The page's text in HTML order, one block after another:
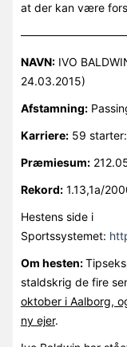
at der kan være
NAVN:IVO
24.03.2015)
Afstamning:
Karriere:59
Præmiesum:
Rekord:1.13,1a/
Hestens side i
Sportssystemet:
Om hesten:
staldskrig de fire
oktober i Aalborg,
ny ejer.